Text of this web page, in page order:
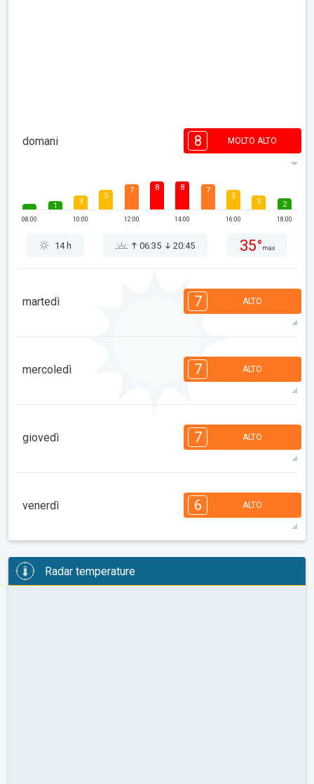
domani 8 MOLTO ALTO
08:00
1 3
10:00
5
7
12:00
8 8
14:00
7
5
16:00
3 2
18:00
14 h 06:35 20:45 35° max
martedì 7 ALTO
1
14:00
3
12 h 06:36 20:44 35°max
mercoledì 7 ALTO
08:00
1
14:00
4 3
12 h 06:37 20:42 35°max
giovedì 7 ALTO
1
14:00
4 3
12 h 06:38 20:41 37°max
venerdì 6 ALTO
1
08:00
4 4 3
Radar temperature